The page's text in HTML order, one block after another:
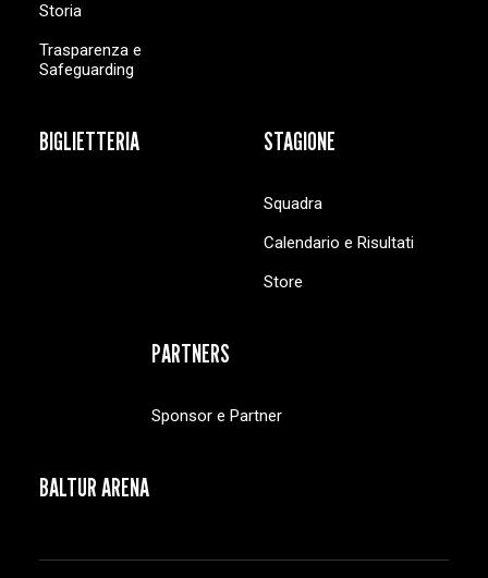
Storia
Trasparenza e
Safeguarding
BIGLIETTERIA STAGIONE
Squadra
Calendario e Risultati
Store
PARTNERS
Sponsor e Partner
BALTUR ARENA